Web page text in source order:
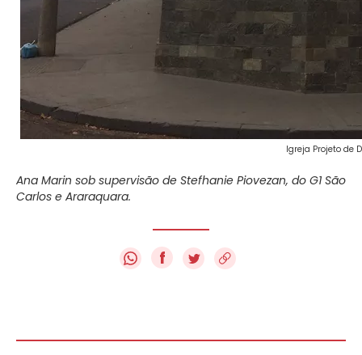
Igreja Projeto de
Ana Marin sob supervisão de Stefhanie Piovezan, do G1 São
Carlos e Araraquara.
f